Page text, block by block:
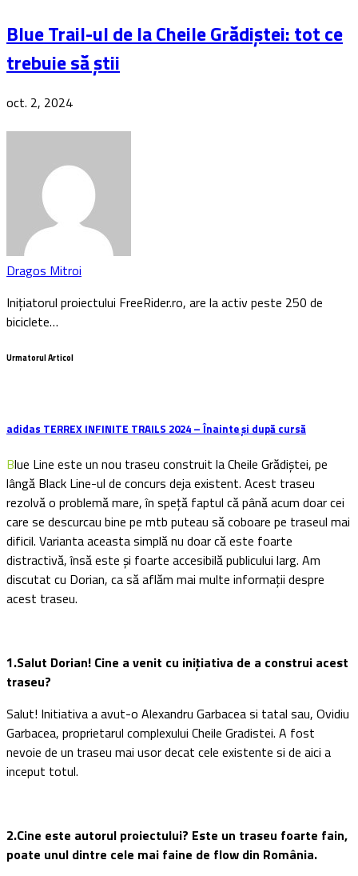
Blue Trail-ul de la Cheile Grădiștei: tot ce
trebuie să știi
oct. 2, 2024
Dragos Mitroi
Inițiatorul proiectului FreeRider.ro, are la activ peste 250 de
biciclete…
Urmatorul Articol
adidas TERREX INFINITE TRAILS 2024 – Înainte și după cursă
Blue Line este un nou traseu construit la Cheile Grădiștei, pe
lângă Black Line-ul de concurs deja existent. Acest traseu
rezolvă o problemă mare, în speță faptul că până acum doar cei
care se descurcau bine pe mtb puteau să coboare pe traseul mai
dificil. Varianta aceasta simplă nu doar că este foarte
distractivă, însă este și foarte accesibilă publicului larg. Am
discutat cu Dorian, ca să aflăm mai multe informații despre
acest traseu.
1.Salut Dorian! Cine a venit cu inițiativa de a construi acest
traseu?
Salut! Initiativa a avut-o Alexandru Garbacea si tatal sau, Ovidiu
Garbacea, proprietarul complexului Cheile Gradistei. A fost
nevoie de un traseu mai usor decat cele existente si de aici a
inceput totul.
2.Cine este autorul proiectului? Este un traseu foarte fain,
poate unul dintre cele mai faine de flow din România.